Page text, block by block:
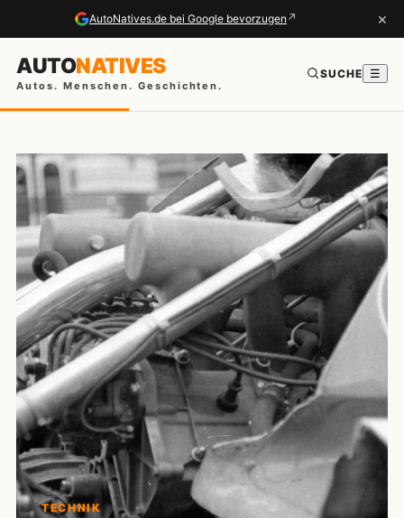
AutoNatives.de bei Google bevorzugen ↗ ×
AUTONATIVES
Autos. Menschen. Geschichten.
SUCHE ☰
TECHNIK